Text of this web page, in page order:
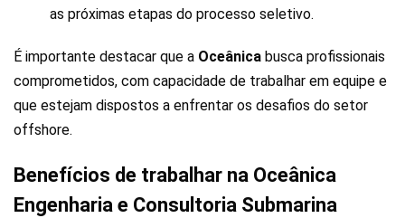
as próximas etapas do processo seletivo.
É importante destacar que a Oceânica busca profissionais
comprometidos, com capacidade de trabalhar em equipe e
que estejam dispostos a enfrentar os desafios do setor
offshore.
Benefícios de trabalhar na Oceânica
Engenharia e Consultoria Submarina